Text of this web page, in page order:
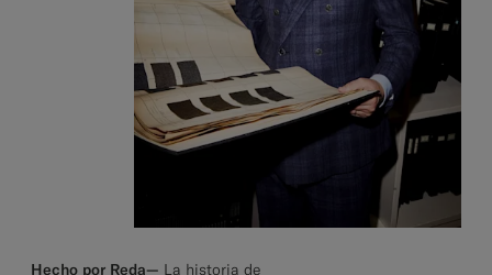
Hecho por Reda— La historia de